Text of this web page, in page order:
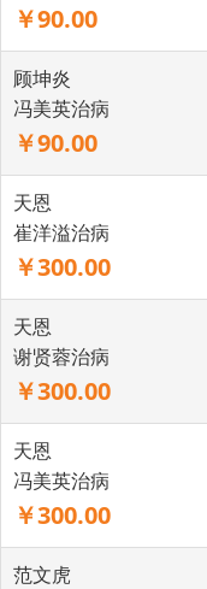
￥90.00
顾坤炎
冯美英治病
￥90.00
天恩
崔洋溢治病
￥300.00
天恩
谢贤蓉治病
￥300.00
天恩
冯美英治病
￥300.00
范文虎